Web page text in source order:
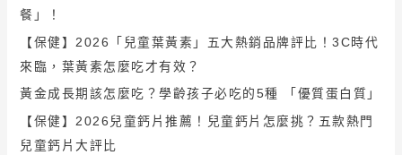
餐」！
【保健】2026「兒童葉黃素」五大熱銷品牌評比！3C時代
來臨，葉黃素怎麼吃才有效？
黃金成長期該怎麼吃？學齡孩子必吃的5種 「優質蛋白質」
【保健】2026兒童鈣片推薦！兒童鈣片怎麼挑？五款熱門
兒童鈣片大評比